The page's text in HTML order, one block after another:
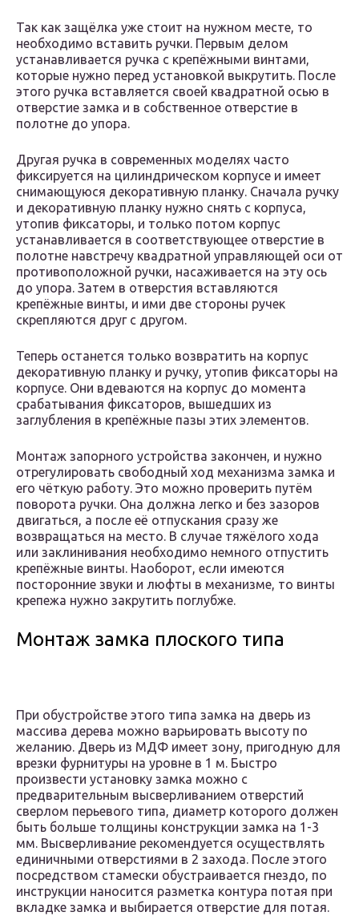
Так как защёлка уже стоит на нужном месте, то
необходимо вставить ручки. Первым делом
устанавливается ручка с крепёжными винтами,
которые нужно перед установкой выкрутить. После
этого ручка вставляется своей квадратной осью в
отверстие замка и в собственное отверстие в
полотне до упора.
Другая ручка в современных моделях часто
фиксируется на цилиндрическом корпусе и имеет
снимающуюся декоративную планку. Сначала ручку
и декоративную планку нужно снять с корпуса,
утопив фиксаторы, и только потом корпус
устанавливается в соответствующее отверстие в
полотне навстречу квадратной управляющей оси от
противоположной ручки, насаживается на эту ось
до упора. Затем в отверстия вставляются
крепёжные винты, и ими две стороны ручек
скрепляются друг с другом.
Теперь останется только возвратить на корпус
декоративную планку и ручку, утопив фиксаторы на
корпусе. Они вдеваются на корпус до момента
срабатывания фиксаторов, вышедших из
заглубления в крепёжные пазы этих элементов.
Монтаж запорного устройства закончен, и нужно
отрегулировать свободный ход механизма замка и
его чёткую работу. Это можно проверить путём
поворота ручки. Она должна легко и без зазоров
двигаться, а после её отпускания сразу же
возвращаться на место. В случае тяжёлого хода
или заклинивания необходимо немного отпустить
крепёжные винты. Наоборот, если имеются
посторонние звуки и люфты в механизме, то винты
крепежа нужно закрутить поглубже.
Монтаж замка плоского типа
При обустройстве этого типа замка на дверь из
массива дерева можно варьировать высоту по
желанию. Дверь из МДФ имеет зону, пригодную для
врезки фурнитуры на уровне в 1 м. Быстро
произвести установку замка можно с
предварительным высверливанием отверстий
сверлом перьевого типа, диаметр которого должен
быть больше толщины конструкции замка на 1-3
мм. Высверливание рекомендуется осуществлять
единичными отверстиями в 2 захода. После этого
посредством стамески обустраивается гнездо, по
инструкции наносится разметка контура потая при
вкладке замка и выбирается отверстие для потая.